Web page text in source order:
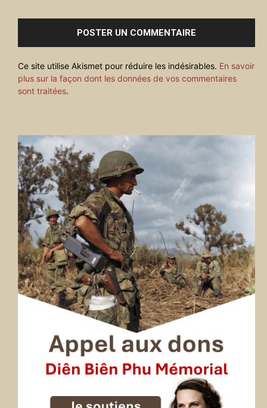
Ce site utilise Akismet pour réduire les indésirables. En savoir
plus sur la façon dont les données de vos commentaires
sont traitées.